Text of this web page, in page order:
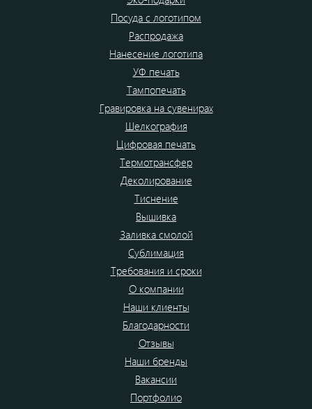
Посуда с логотипом
Распродажа
Нанесение логотипа
УФ печать
Тампопечать
Гравировка на сувенирах
Шелкография
Цифровая печать
Термотрансфер
Деколирование
Тиснение
Вышивка
Заливка смолой
Сублимация
Требования и сроки
О компании
Наши клиенты
Благодарности
Отзывы
Наши бренды
Вакансии
Портфолио